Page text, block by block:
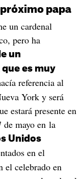
papa
un cardenal
pero ha
un
es muy
referencia al
York y será
estará presente en
de mayo en la
Unidos
en el
el celebrado en